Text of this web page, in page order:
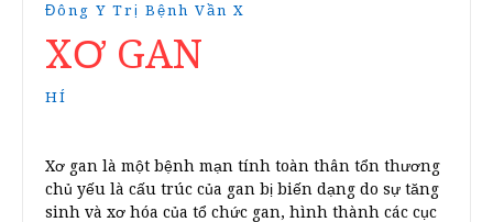
Đông Y Trị Bệnh Vần X
XƠ GAN
HÍ
Xơ gan là một bệnh mạn tính toàn thân tổn thương
chủ yếu là cấu trúc của gan bị biến dạng do sự tăng
sinh và xơ hóa của tổ chức gan, hình thành các cục